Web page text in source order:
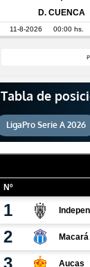
Tabla de
LigaPro Serie A 2026